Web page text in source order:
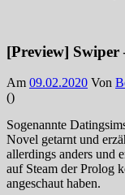
[Preview]
Am 09.02.2020 Von
()
Sogenannte
Novel getarnt und
allerdings anders und
auf Steam der Prolog
angeschaut haben.